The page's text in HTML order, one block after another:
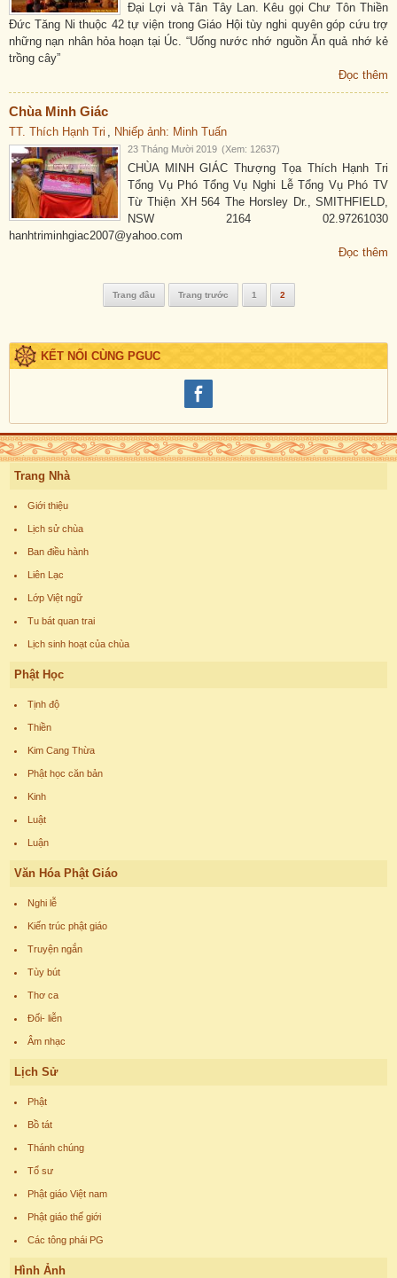
Đại Lợi và Tân Tây Lan. Kêu gọi Chư Tôn Thiền
Đức Tăng Ni thuộc 42 tự viện trong Giáo Hội tùy nghi quyên góp cứu trợ
những nạn nhân hỏa hoạn tại Úc. “Uống nước nhớ nguồn Ăn quả nhớ kẻ
trồng cây”
Đọc thêm
Chùa Minh Giác
TT. Thích Hạnh Tri , Nhiếp ảnh: Minh Tuấn
23 Tháng Mười 2019 (Xem: 12637)
CHÙA MINH GIÁC Thượng Tọa Thích Hạnh Tri
Tổng Vụ Phó Tổng Vụ Nghi Lễ Tổng Vụ Phó TV
Từ Thiện XH 564 The Horsley Dr., SMITHFIELD,
NSW 2164 02.97261030
hanhtriminhgiac2007@yahoo.com
Đọc thêm
Trang đầu Trang trước 1 2
KẾT NỐI CÙNG PGUC
Trang Nhà
Giới thiệu
Lịch sử chùa
Ban điều hành
Liên Lạc
Lớp Việt ngữ
Tu bát quan trai
Lịch sinh hoạt của chùa
Phật Học
Tịnh độ
Thiền
Kim Cang Thừa
Phật học căn bản
Kinh
Luật
Luận
Văn Hóa Phật Giáo
Nghi lễ
Kiến trúc phật giáo
Truyện ngắn
Tùy bút
Thơ ca
Đối- liễn
Âm nhạc
Lịch Sử
Phật
Bồ tát
Thánh chúng
Tổ sư
Phật giáo Việt nam
Phật giáo thế giới
Các tông phái PG
Hình Ảnh